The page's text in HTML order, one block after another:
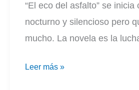
“El eco del asfalto” se inicia
nocturno y silencioso pero
mucho. La novela es la
El
Leer más »